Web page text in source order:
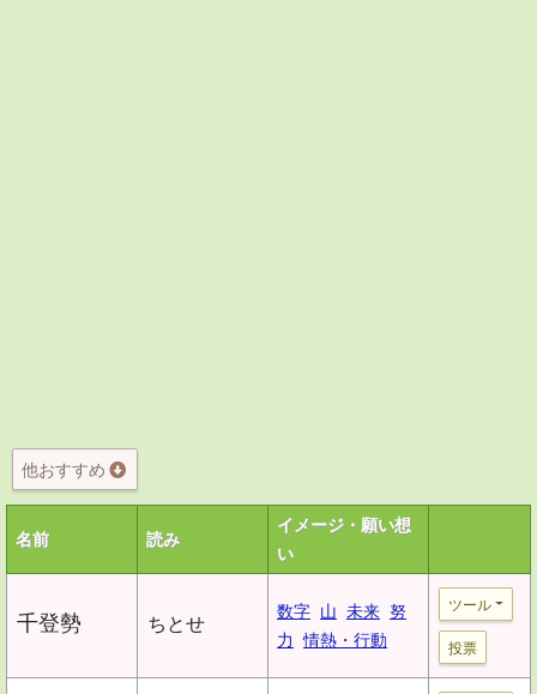
他おすすめ
名前 読み
イメージ・願い想
い
千登勢 ちとせ
数字 山 未来 努
力
情熱・行動
ツール
投票